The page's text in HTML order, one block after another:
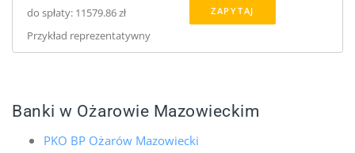
do spłaty: 11579.86 zł
Przykład reprezentatywny
ZAPYTAJ
Banki w Ożarowie Mazowieckim
PKO BP Ożarów Mazowiecki